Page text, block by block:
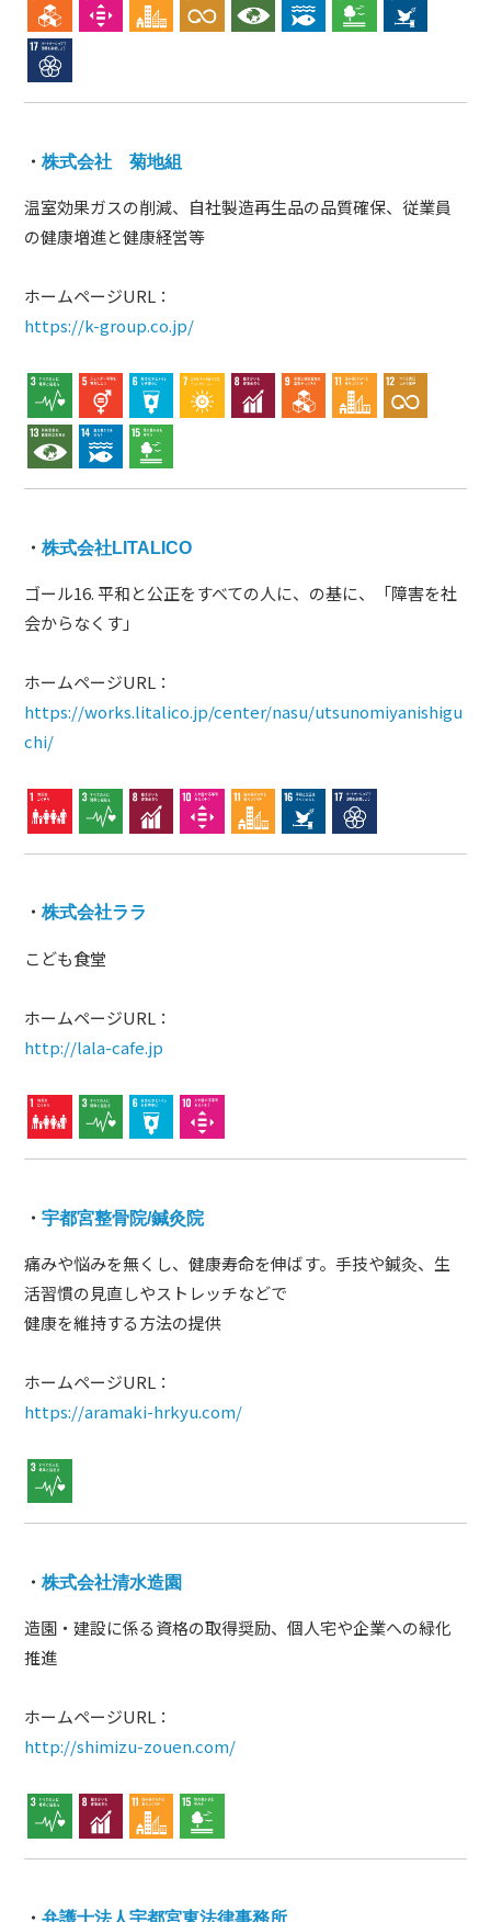
・株式会社 菊地組
温室効果ガスの削減、自社製造再生品の品質確保、従業員
の健康増進と健康経営等
ホームページURL：
https://k-group.co.jp/
・株式会社LITALICO
ゴール16. 平和と公正をすべての人に、の基に、「障害を社
会からなくす」
ホームページURL：
https://works.litalico.jp/center/nasu/utsunomiyanishigu
chi/
・株式会社ララ
こども食堂
ホームページURL：
http://lala-cafe.jp
・宇都宮整骨院/鍼灸院
痛みや悩みを無くし、健康寿命を伸ばす。手技や鍼灸、生
活習慣の見直しやストレッチなどで
健康を維持する方法の提供
ホームページURL：
https://aramaki-hrkyu.com/
・株式会社清水造園
造園・建設に係る資格の取得奨励、個人宅や企業への緑化
推進
ホームページURL：
http://shimizu-zouen.com/
・弁護士法人宇都宮東法律事務所